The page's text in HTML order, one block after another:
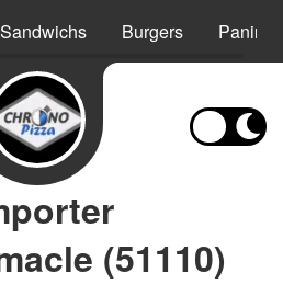
Sandwichs Burgers Paninis
(51110)